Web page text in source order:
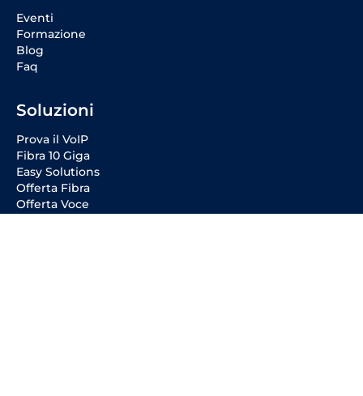
Eventi
Formazione
Blog
Faq
Soluzioni
Prova il VoIP
Fibra 10 Giga
Easy Solutions
Offerta Fibra
Offerta Voce